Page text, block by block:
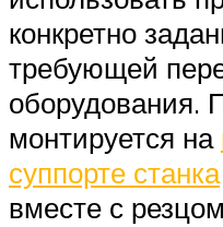
конкретно
требующей
оборудования.
монтируется на
суппорте станка
вместе с